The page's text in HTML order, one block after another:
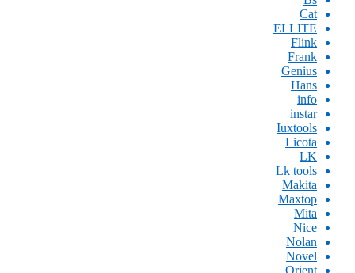
Cat
ELLITE
Flink
Frank
Genius
Hans
info
instar
Iuxtools
Licota
LK
Lk tools
Makita
Maxtop
Mita
Nice
Nolan
Novel
Orient